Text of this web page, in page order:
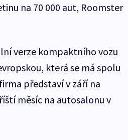
na 70 000 aut, Roomster
verze kompaktního vozu
která se má spolu
představí v září na
měsíc na autosalonu v